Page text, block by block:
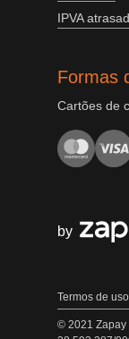
IPVA
Formas
Cartões de
by
Termos de uso
© 2021 Zapay